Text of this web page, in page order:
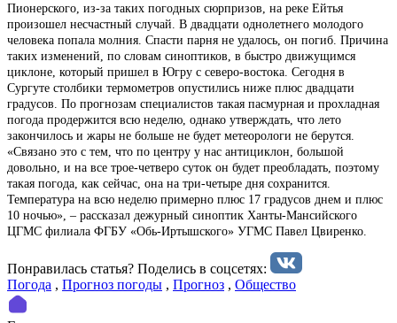
Пионерского, из-за таких погодных сюрпризов, на реке Ейтья
произошел несчастный случай. В двадцати однолетнего молодого
человека попала молния. Спасти парня не удалось, он погиб. Причина
таких изменений, по словам синоптиков, в быстро движущимся
циклоне, который пришел в Югру с северо-востока. Сегодня в
Сургуте столбики термометров опустились ниже плюс двадцати
градусов. По прогнозам специалистов такая пасмурная и прохладная
погода продержится всю неделю, однако утверждать, что лето
закончилось и жары не больше не будет метеорологи не берутся.
«Связано это с тем, что по центру у нас антициклон, большой
довольно, и на все трое-четверо суток он будет преобладать, поэтому
такая погода, как сейчас, она на три-четыре дня сохранится.
Температура на всю неделю примерно плюс 17 градусов днем и плюс
10 ночью», – рассказал дежурный синоптик Ханты-Мансийского
ЦГМС филиала ФГБУ «Обь-Иртышского» УГМС Павел Цвиренко.
Понравилась статья? Поделиcь в соцсетях:
Погода , Прогноз погоды , Прогноз , Общество